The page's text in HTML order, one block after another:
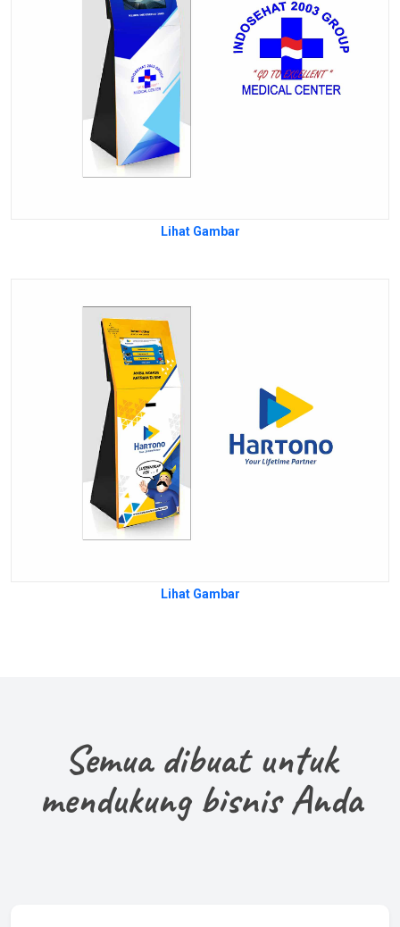
Lihat Gambar
Lihat Gambar
Semua dibuat untuk
mendukung bisnis Anda